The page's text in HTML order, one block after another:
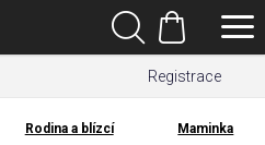
Registrace
Hledat
Nákupní
košík
Rodina a blízcí Maminka